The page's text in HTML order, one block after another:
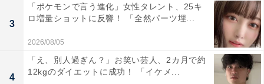
3
「ポケモンで言う進化」女性タレント、25キ
ロ増量ショットに反響！ 「全然パーツ埋...
2026/08/05
4
「え、別人過ぎん？」お笑い芸人、2カ月で約
12kgのダイエットに成功！ 「イケメ...